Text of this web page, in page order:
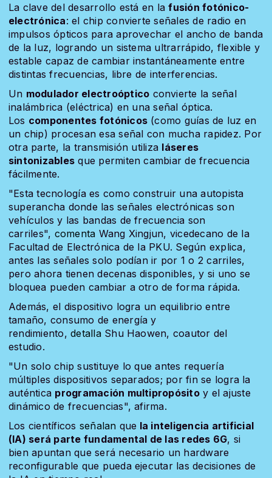
La clave del desarrollo está en lafusión fotónico-
electrónica: el chip convierte señales de radio en
impulsos ópticos para aprovechar el ancho de banda
de la luz, logrando un sistema ultrarrápido, flexible y
estable capaz de cambiar instantáneamente entre
distintas frecuencias, libre de interferencias.
Un modulador electroóptico convierte la señal
inalámbrica (eléctrica) en una señal óptica.
Los componentes fotónicos (como guías de luz en
un chip) procesan esa señal con mucha rapidez. Por
otra parte, la transmisión utiliza láseres
sintonizables que permiten cambiar de frecuencia
fácilmente.
"Esta tecnología es como construir una autopista
superancha donde las señales electrónicas son
vehículos y las bandas de frecuencia son
carriles", comenta Wang Xingjun, vicedecano de la
Facultad de Electrónica de la PKU. Según explica,
antes las señales solo podían ir por 1 o 2 carriles,
pero ahora tienen decenas disponibles, y si uno se
bloquea pueden cambiar a otro de forma rápida.
Además, el dispositivo logra un equilibrio entre
tamaño, consumo de energía y
rendimiento,detallaShu Haowen, coautor del
estudio.
"Un solo chip sustituye lo que antes requería
múltiples dispositivos separados; por fin se logra la
auténtica programación multipropósitoy el ajuste
dinámico de frecuencias", afirma.
Los científicos señalan que la inteligencia artificial
(IA) será parte fundamental de las redes 6G, si
bien apuntan que será necesario un hardware
reconfigurable que pueda ejecutar las decisiones de